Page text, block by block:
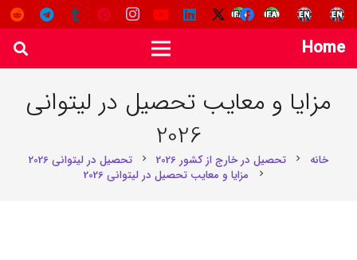
Home
مزایا و معایب تحصیل در لیتوانی
2026
خانه chevron_right تحصیل در خارج از کشور 2026 chevron_right تحصیل در لیتوانی 2026
chevron_right مزایا و معایب تحصیل در لیتوانی 2026